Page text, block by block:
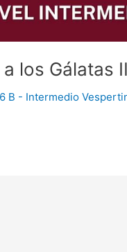
los Gálatas
B - Intermedio